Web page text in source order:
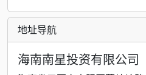
地址导航
海南南星投资有限公司